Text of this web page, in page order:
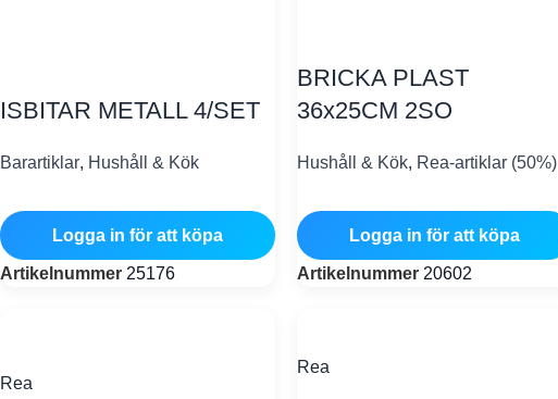
ISBITAR METALL 4/SET
Barartiklar, Hushåll & Kök
Logga in för att köpa
Artikelnummer 25176
BRICKA PLAST
36x25CM 2SO
Hushåll & Kök, Rea-artiklar (50%)
Logga in för att köpa
Artikelnummer 20602
Rea
Rea